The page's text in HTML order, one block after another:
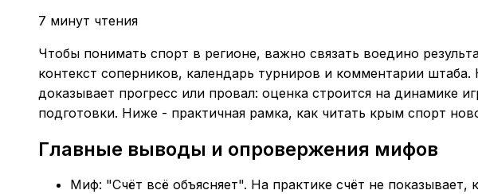
7 минут чтения
Чтобы понимать спорт в регионе, важно связать воедино
контекст соперников, календарь турниров и комментарии
доказывает прогресс или провал: оценка строится на динамике
подготовки. Ниже - практичная рамка, как читать крым спорт
Главные выводы и опровержения мифов
Миф: "Счёт всё объясняет". На практике счёт не